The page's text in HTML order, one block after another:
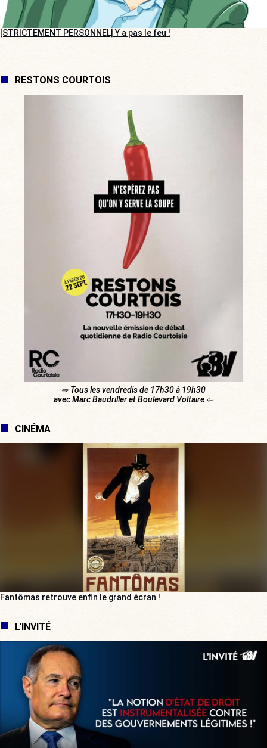
[STRICTEMENT PERSONNEL] Y a pas le feu !
RESTONS COURTOIS
⇨ Tous les vendredis de 17h30 à 19h30
avec Marc Baudriller et Boulevard Voltaire ⇦
CINÉMA
Fantômas retrouve enfin le grand écran !
L'INVITÉ